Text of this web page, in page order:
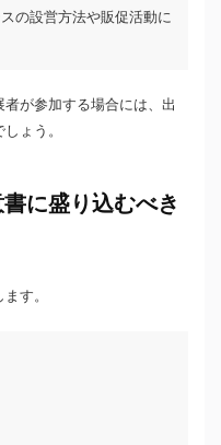
の設営方法や販促活動に
が参加する場合には、出
ょう。
に盛り込むべき
す。